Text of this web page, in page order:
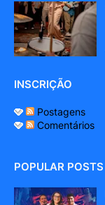
INSCRIÇÃO
Postagens
Comentários
POPULAR POSTS